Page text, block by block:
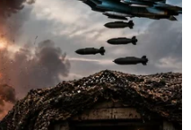
đất và cảnh báo
Trái đất (Viện Hàn